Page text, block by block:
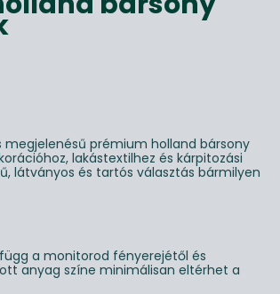
megjelenésű prémium holland bársony
lakástextilhez és kárpitozási
látványos és tartós választás bármilyen
a monitorod fényerejétől és
anyag színe minimálisan eltérhet a